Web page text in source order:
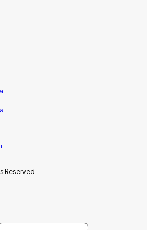
Reserved